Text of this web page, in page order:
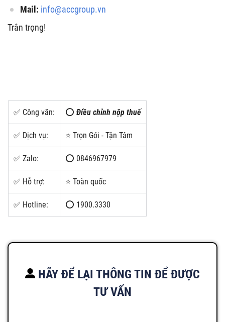
Mail: info@accgroup.vn
Trân trọng!
✅ Công văn: ⭕ Điều chỉnh nộp thuế
✅ Dịch vụ: ⭐ Trọn Gói - Tận Tâm
✅ Zalo: ⭕ 0846967979
✅ Hỗ trợ: ⭐ Toàn quốc
✅ Hotline: ⭕ 1900.3330
HÃY ĐỂ LẠI THÔNG TIN ĐỂ ĐƯỢC
TƯ VẤN